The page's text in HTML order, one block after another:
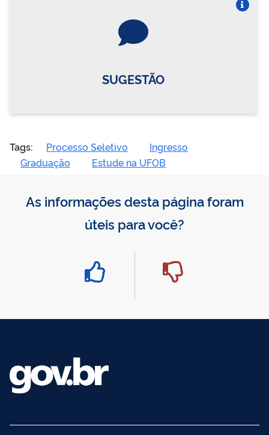
SUGESTÃO
Tags: Processo Seletivo
Ingresso
Graduação
Estude na UFOB
As informações desta página foram
úteis para você?